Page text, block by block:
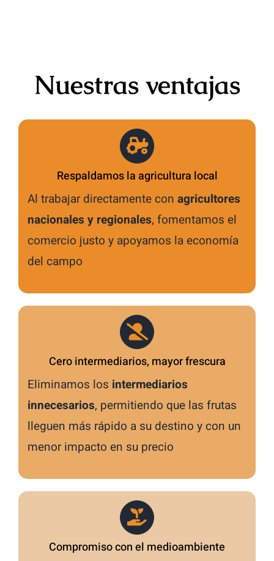
Nuestras ventajas
Respaldamos la agricultura local
Al trabajar directamente con agricultores
nacionales y regionales, fomentamos el
comercio justo y apoyamos la economía
del campo
Cero intermediarios, mayor frescura
Eliminamos los intermediarios
innecesarios, permitiendo que las frutas
lleguen más rápido a su destino y con un
menor impacto en su precio
Compromiso con el medioambiente